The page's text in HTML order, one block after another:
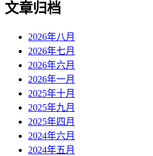
文章归档
2026年八月
2026年七月
2026年六月
2026年一月
2025年十月
2025年九月
2025年四月
2024年六月
2024年五月